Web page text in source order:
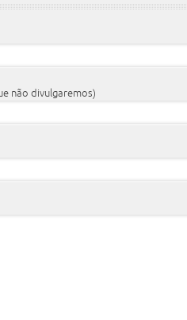
não divulgaremos)